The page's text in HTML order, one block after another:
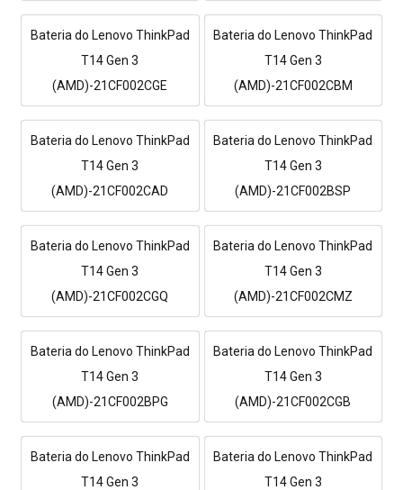
Bateria do Lenovo ThinkPad
T14 Gen 3
(AMD)-21CF002CGE
Bateria do Lenovo ThinkPad
T14 Gen 3
(AMD)-21CF002CBM
Bateria do Lenovo ThinkPad
T14 Gen 3
(AMD)-21CF002CAD
Bateria do Lenovo ThinkPad
T14 Gen 3
(AMD)-21CF002BSP
Bateria do Lenovo ThinkPad
T14 Gen 3
(AMD)-21CF002CGQ
Bateria do Lenovo ThinkPad
T14 Gen 3
(AMD)-21CF002CMZ
Bateria do Lenovo ThinkPad
T14 Gen 3
(AMD)-21CF002BPG
Bateria do Lenovo ThinkPad
T14 Gen 3
(AMD)-21CF002CGB
Bateria do Lenovo ThinkPad
T14 Gen 3
Bateria do Lenovo ThinkPad
T14 Gen 3